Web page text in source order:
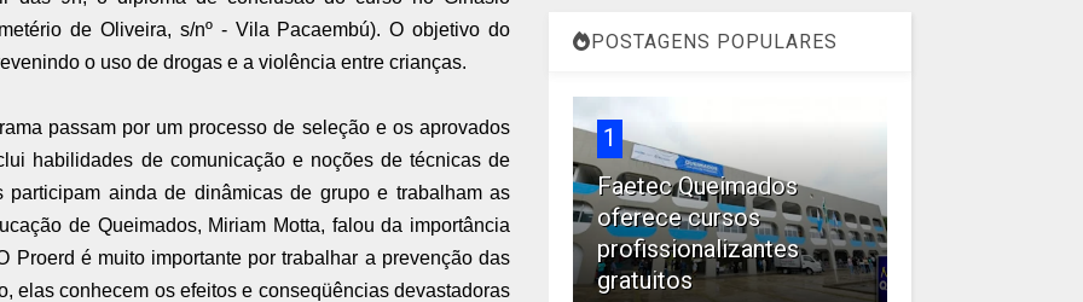
de Oliveira, s/nº - Vila Pacaembú). O objetivo do
o uso de drogas e a violência entre crianças.
passam por um processo de seleção e os aprovados
habilidades de comunicação e noções de técnicas de
ainda de dinâmicas de grupo e trabalham as
de Queimados, Miriam Motta, falou da importância
Proerd é muito importante por trabalhar a prevenção das
elas conhecem os efeitos e conseqüências devastadoras
POSTAGENS POPULARES
1
Faetec Queimados
oferece cursos
profissionalizantes
gratuitos